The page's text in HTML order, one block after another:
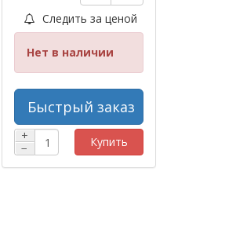
Следить за ценой
Нет в наличии
Быстрый заказ
+
−
Купить